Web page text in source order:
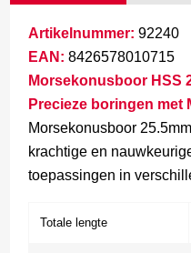
Artikelnummer: 92240
EAN: 8426578010715
Morsekonusboor HSS
Precieze boringen met
Morsekonusboor
krachtige en
toepassingen in
Totale lengte